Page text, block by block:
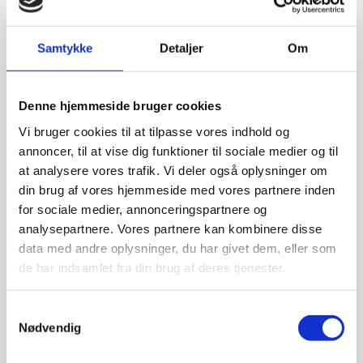
Samtykke Detaljer Om
Denne hjemmeside bruger cookies
Vi bruger cookies til at tilpasse vores indhold og
annoncer, til at vise dig funktioner til sociale medier og til
at analysere vores trafik. Vi deler også oplysninger om
din brug af vores hjemmeside med vores partnere inden
for sociale medier, annonceringspartnere og
analysepartnere. Vores partnere kan kombinere disse
data med andre oplysninger, du har givet dem, eller som
de har indsamlet fra din brug af deres tjenester.
Nødvendig
1.119,95DKK
oprindelige
5.490,00 DKK.
5.240,00
Den
aktuelle
pris
5.240,00 DKK.
SPAR 15%
Forskærersæt – Yaxell Ran
Forskærerkniv 18 cm. Og…
Adlon3 Knivmagnet af